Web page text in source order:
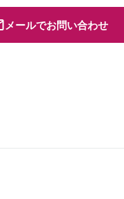
メールでお問い合わせ